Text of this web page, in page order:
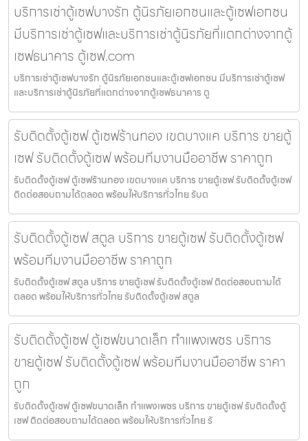
บริการเช่าตู้เซฟบางรัก ตู้นิรภัยเอกชนและตู้เซฟเอกชน
มีบริการเช่าตู้เซฟและบริการเช่าตู้นิรภัยที่แตกต่างจากตู้
เซฟธนาคาร ตู้เซฟ.com
บริการเช่าตู้เซฟบางรัก ตู้นิรภัยเอกชนและตู้เซฟเอกชน มีบริการเช่าตู้เซฟ
และบริการเช่าตู้นิรภัยที่แตกต่างจากตู้เซฟธนาคาร ตู
รับติดตั้งตู้เซฟ ตู้เซฟร้านทอง เขตบางแค บริการ ขายตู้
เซฟ รับติดตั้งตู้เซฟ พร้อมทีมงานมืออาชีพ ราคาถูก
รับติดตั้งตู้เซฟ ตู้เซฟร้านทอง เขตบางแค บริการ ขายตู้เซฟ รับติดตั้งตู้เซฟ
ติดต่อสอบถามได้ตลอด พร้อมให้บริการทั่วไทย รับต
รับติดตั้งตู้เซฟ สตูล บริการ ขายตู้เซฟ รับติดตั้งตู้เซฟ
พร้อมทีมงานมืออาชีพ ราคาถูก
รับติดตั้งตู้เซฟ สตูล บริการ ขายตู้เซฟ รับติดตั้งตู้เซฟ ติดต่อสอบถามได้
ตลอด พร้อมให้บริการทั่วไทย รับติดตั้งตู้เซฟ สตูล
รับติดตั้งตู้เซฟ ตู้เซฟขนาดเล็ก กำแพงเพชร บริการ
ขายตู้เซฟ รับติดตั้งตู้เซฟ พร้อมทีมงานมืออาชีพ ราคา
ถูก
รับติดตั้งตู้เซฟ ตู้เซฟขนาดเล็ก กำแพงเพชร บริการ ขายตู้เซฟ รับติดตั้งตู้
เซฟ ติดต่อสอบถามได้ตลอด พร้อมให้บริการทั่วไทย รั